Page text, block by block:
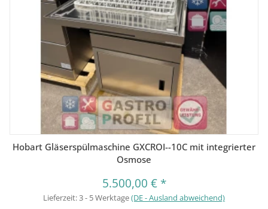
Hobart Gläserspülmaschine GXCROI--10C mit integrierter
Osmose
5.500,00 € *
Lieferzeit:3 - 5 Werktage(DE - Ausland abweichend)